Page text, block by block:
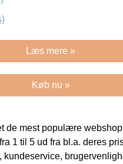
Læs mere »
Køb nu »
de mest populære
1 til 5 ud fra bl.a. deres
kundeservice,